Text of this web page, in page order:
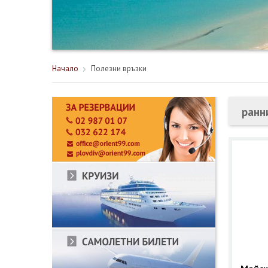
Начало Полезни връзки